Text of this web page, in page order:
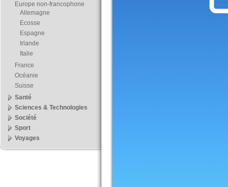
Europe non-francophone
Allemagne
Ecosse
Espagne
Irlande
Italie
France
Océanie
Suisse
Santé
Sciences & Technologies
Société
Sport
Voyages